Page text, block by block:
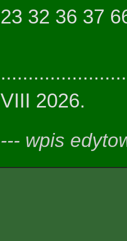
23 32 36 37
VIII 2026.
--- wpis